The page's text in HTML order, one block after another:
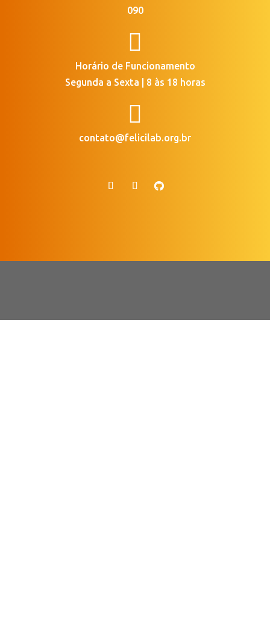
090

Horário de Funcionamento
Segunda a Sexta | 8 às 18 horas

contato@felicilab.org.br